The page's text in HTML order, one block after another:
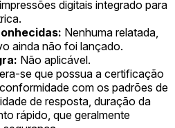
digitais integrado para
Nenhuma relatada,
ainda não foi lançado.
Não aplicável.
se que possua a certificação
com os padrões de
de resposta, duração da
rápido, que geralmente